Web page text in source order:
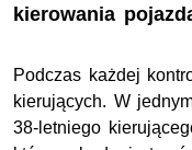
kierowania
Podczas każdej
kierujących. W
38-letniego